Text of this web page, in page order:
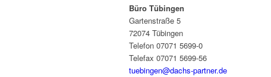
Büro Tübingen
Gartenstraße 5
72074 Tübingen
Telefon 07071 5699-0
Telefax 07071 5699-56
tuebingen@dachs-partner.de